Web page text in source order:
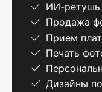
ИИ-ретушь
Продажа
Прием
Печать
Дизайны